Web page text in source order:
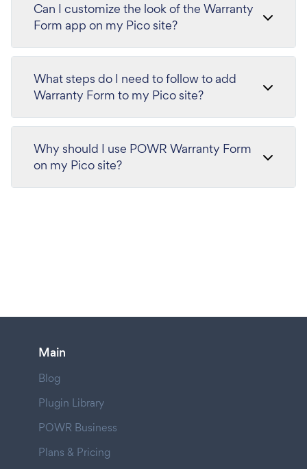
Can I customize the look of the Warranty
Form app on my Pico site?
What steps do I need to follow to add
Warranty Form to my Pico site?
Why should I use POWR Warranty Form
on my Pico site?
Main
Blog
Plugin Library
POWR Business
Plans & Pricing